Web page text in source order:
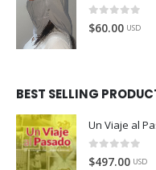
0
$60.00 USD
BEST SELLING
0
$497.00 USD